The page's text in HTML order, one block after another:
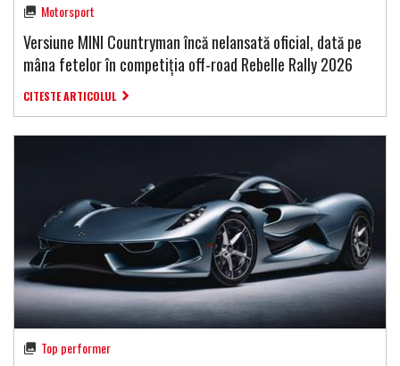
Motorsport
Versiune MINI Countryman încă nelansată oficial, dată pe
mâna fetelor în competiția off-road Rebelle Rally 2026
CITESTE ARTICOLUL
Top performer